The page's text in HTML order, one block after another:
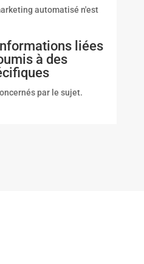
automatisé n'est
liées
à des
par le sujet.